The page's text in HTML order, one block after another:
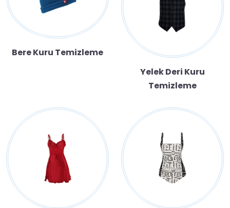
Bere Kuru Temizleme
Yelek Deri Kuru
Temizleme